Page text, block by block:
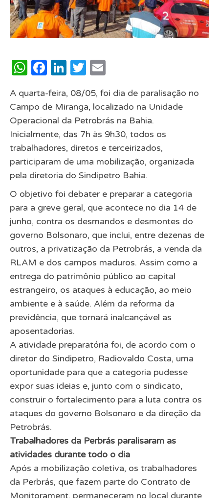
WhatsApp
Facebook
LinkedIn
Twitter
A quarta-feira, 08/05, foi dia de paralisação no
Campo de Miranga, localizado na Unidade
Operacional da Petrobrás na Bahia.
Inicialmente, das 7h às 9h30, todos os
trabalhadores, diretos e terceirizados,
participaram de uma mobilização, organizada
pela diretoria do Sindipetro Bahia.
O objetivo foi debater e preparar a categoria
para a greve geral, que acontece no dia 14 de
junho, contra os desmandos e desmontes do
governo Bolsonaro, que inclui, entre dezenas de
outros, a privatização da Petrobrás, a venda da
RLAM e dos campos maduros. Assim como a
entrega do patrimônio público ao capital
estrangeiro, os ataques à educação, ao meio
ambiente e à saúde. Além da reforma da
previdência, que tornará inalcançável as
aposentadorias.
A atividade preparatória foi, de acordo com o
diretor do Sindipetro, Radiovaldo Costa, uma
oportunidade para que a categoria pudesse
expor suas ideias e, junto com o sindicato,
construir o fortalecimento para a luta contra os
ataques do governo Bolsonaro e da direção da
Petrobrás.
Trabalhadores da Perbrás paralisaram as
atividades durante todo o dia
Após a mobilização coletiva, os trabalhadores
da Perbrás, que fazem parte do Contrato de
Monitorament, permaneceram no local durante